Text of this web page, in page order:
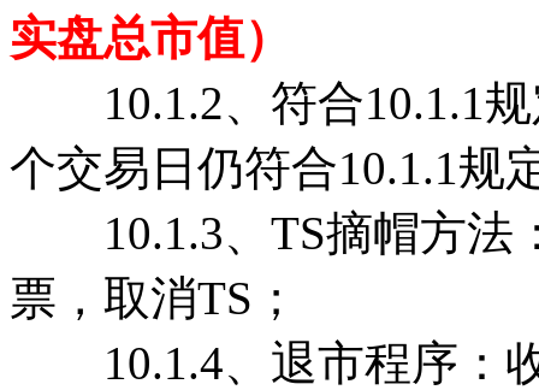
实盘总市值）
10.1.2、符合10.1.1规
个交易日仍符合10.1.1规
10.1.3、TS摘帽方法
票，取消TS；
10.1.4、退市程序：收